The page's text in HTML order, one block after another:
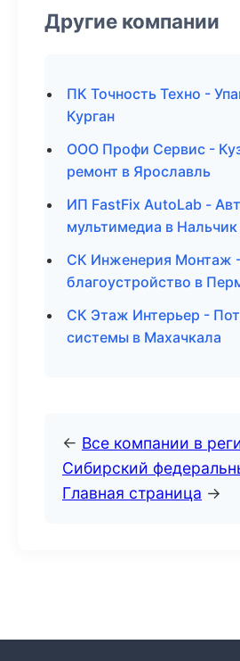
Другие компании
ПК Точность Техно -
Курган
ООО Профи Сервис -
ремонт в Ярославль
ИП FastFix AutoLab -
мультимедиа в Нальчик
СК Инженерия Монтаж
благоустройство в
СК Этаж Интерьер -
системы в Махачкала
← Все компании в
Сибирский
Главная страница →